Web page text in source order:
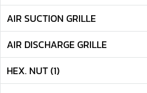
AIR SUCTION GRILLE
AIR DISCHARGE GRILLE
HEX. NUT (1)